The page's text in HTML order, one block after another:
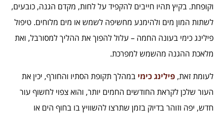
וקופחת. בקיץ תהיו חייבים להקפיד על לחות, מקדם הגנה, כובעים,
לשתות המון מים ולהימנע מחשיפה לשמש או מים מלוחים. טיפול
פילינג כימי בעונה החמה – עלול להפוך את ההליך למסורבל, ואת
מלאכת ההגנה מהשמש למפרכת.
לעומת זאת, פילינג כימי במהלך תקופת הסתיו והחורף, יכין את
העור שלכן לקראת החודשים החמים יותר, והוא צפוי לחשוף עור
חדש, יפה וזוהר בדיוק בזמן שתרצו להשוויץ בו בחוף הים או